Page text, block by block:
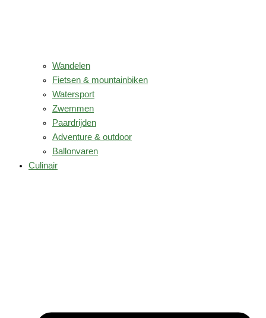
Wandelen
Fietsen & mountainbiken
Watersport
Zwemmen
Paardrijden
Adventure & outdoor
Ballonvaren
Culinair